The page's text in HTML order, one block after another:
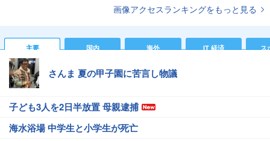
画像アクセスランキングをもっと見る
主要 国内 海外 IT 経済 ス
さんま 夏の甲子園に苦言し物議
子ども3人を2日半放置 母親逮捕
海水浴場 中学生と小学生が死亡